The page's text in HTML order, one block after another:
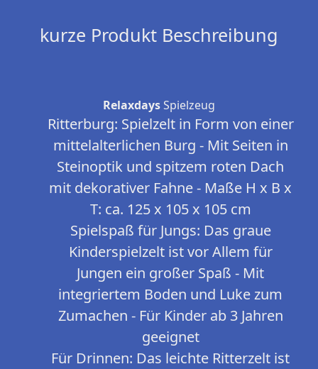
kurze Produkt Beschreibung
RelaxdaysSpielzeug
Ritterburg: Spielzelt in Form von einer
mittelalterlichen Burg - Mit Seiten in
Steinoptik und spitzem roten Dach
mit dekorativer Fahne - Maße H x B x
T: ca. 125 x 105 x 105 cm
Spielspaß für Jungs: Das graue
Kinderspielzelt ist vor Allem für
Jungen ein großer Spaß - Mit
integriertem Boden und Luke zum
Zumachen - Für Kinder ab 3 Jahren
geeignet
Für Drinnen: Das leichte Ritterzelt ist